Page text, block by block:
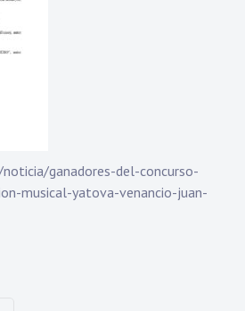
ganadores-del-concurso-
musical-yatova-venancio-juan-